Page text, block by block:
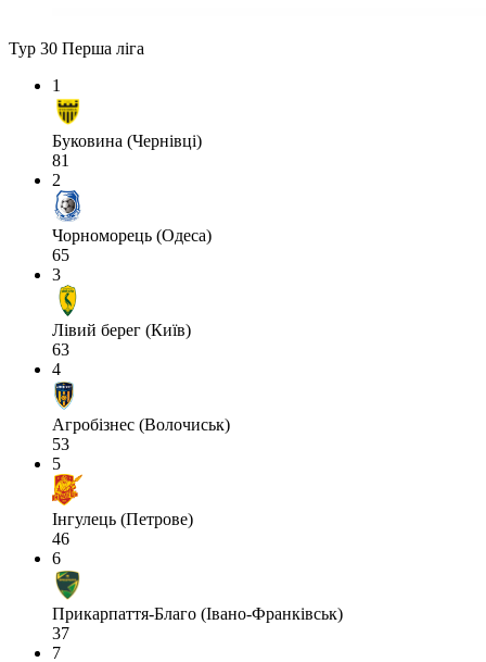
Тур 30 Перша ліга
1
Буковина (Чернівці)
81
2
Чорноморець (Одеса)
65
3
Лівий берег (Київ)
63
4
Агробізнес (Волочиськ)
53
5
Інгулець (Петрове)
46
6
Прикарпаття-Благо (Івано-Франківськ)
37
7